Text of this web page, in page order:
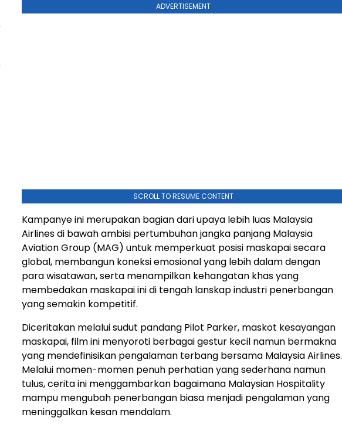
ADVERTISEMENT
SCROLL TO RESUME CONTENT
Kampanye ini merupakan bagian dari upaya lebih luas Malaysia
Airlines di bawah ambisi pertumbuhan jangka panjang Malaysia
Aviation Group (MAG) untuk memperkuat posisi maskapai secara
global, membangun koneksi emosional yang lebih dalam dengan
para wisatawan, serta menampilkan kehangatan khas yang
membedakan maskapai ini di tengah lanskap industri penerbangan
yang semakin kompetitif.
Diceritakan melalui sudut pandang Pilot Parker, maskot kesayangan
maskapai, film ini menyoroti berbagai gestur kecil namun bermakna
yang mendefinisikan pengalaman terbang bersama Malaysia Airlines.
Melalui momen-momen penuh perhatian yang sederhana namun
tulus, cerita ini menggambarkan bagaimana Malaysian Hospitality
mampu mengubah penerbangan biasa menjadi pengalaman yang
meninggalkan kesan mendalam.